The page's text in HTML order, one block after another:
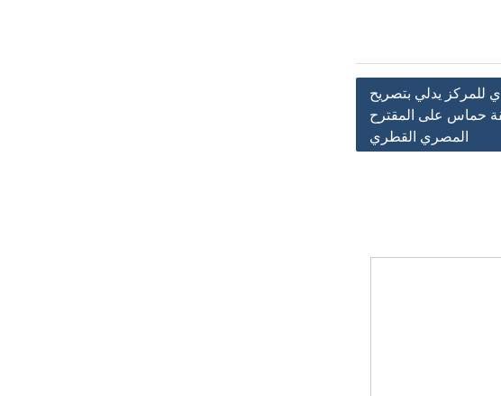
للمركز يدلي بتصريح
حماس على المقترح
المصري القطري